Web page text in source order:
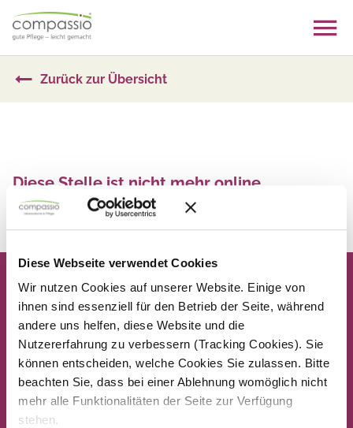
Diese Webseite verwendet Cookies
Wir nutzen Cookies auf unserer Website. Einige von
ihnen sind essenziell für den Betrieb der Seite, während
andere uns helfen, diese Website und die
Nutzererfahrung zu verbessern (Tracking Cookies). Sie
können entscheiden, welche Cookies Sie zulassen. Bitte
beachten Sie, dass bei einer Ablehnung womöglich nicht
mehr alle Funktionalitäten der Seite zur Verfügung
stehen.
content
Zurück zur Übersicht
Diese Stelle ist nicht mehr online
Zurück zur Übersicht